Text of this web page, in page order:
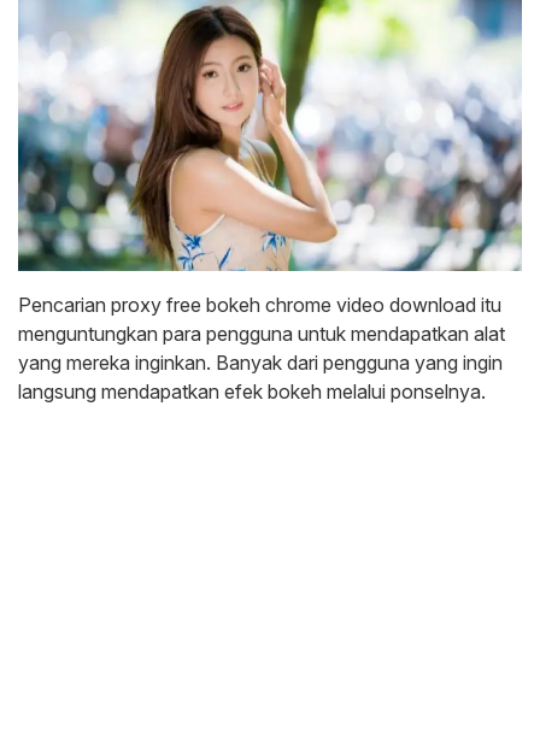
Pencarian proxy free bokeh chrome video download itu
menguntungkan para pengguna untuk mendapatkan alat
yang mereka inginkan. Banyak dari pengguna yang ingin
langsung mendapatkan efek bokeh melalui ponselnya.